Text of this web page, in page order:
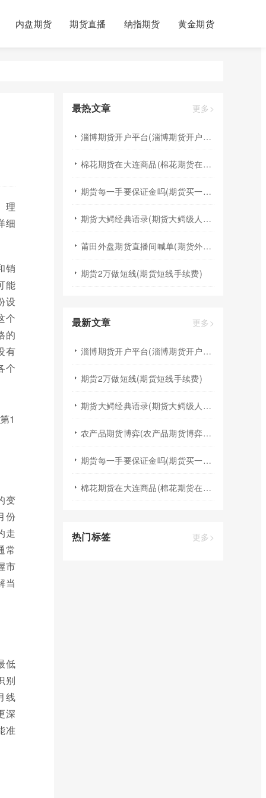
内盘期货 期货直播 纳指期货 黄金期货
理
细
销
能
设
个
的
有
个
变
份
走
常
市
当
低
别
线
深
准
最热文章 更多>
淄博期货开户平台(淄博期货开户平台有哪些)
棉花期货在大连商品(棉花期货在大连商品交易所上市)
期货每一手要保证金吗(期货买一手需要保证金)
期货大鳄经典语录(期货大鳄级人物)
莆田外盘期货直播间喊单(期货外盘直播间)
期货2万做短线(期货短线手续费)
最新文章 更多>
淄博期货开户平台(淄博期货开户平台有哪些)
期货2万做短线(期货短线手续费)
期货大鳄经典语录(期货大鳄级人物)
农产品期货博弈(农产品期货博弈分析)
期货每一手要保证金吗(期货买一手需要保证金)
棉花期货在大连商品(棉花期货在大连商品交易所上市)
热门标签 更多>